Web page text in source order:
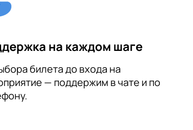
на каждом шаге
билета до входа на
— поддержим в чате и по